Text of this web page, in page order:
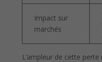
Impact sur
marchés
L’ampleur de cette